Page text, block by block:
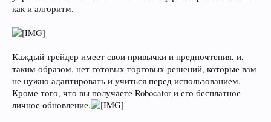
как и алгоритм.
Каждый трейдер имеет свои привычки и предпочтения, и,
таким образом, нет готовых торговых решений, которые вам
не нужно адаптировать и учиться перед использованием.
Кроме того, что вы получаете Robocator и его бесплатное
личное обновление.